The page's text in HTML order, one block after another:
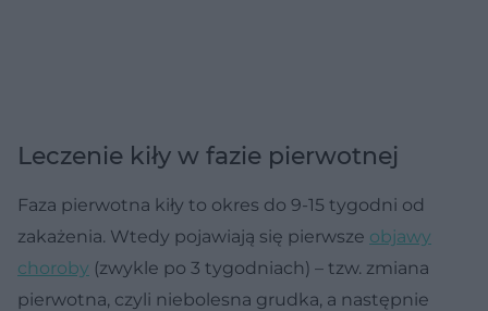
Leczenie kiły w fazie pierwotnej
Faza pierwotna kiły to okres do 9-15 tygodni od
zakażenia. Wtedy pojawiają się pierwsze objawy
choroby (zwykle po 3 tygodniach) – tzw. zmiana
pierwotna, czyli niebolesna grudka, a następnie